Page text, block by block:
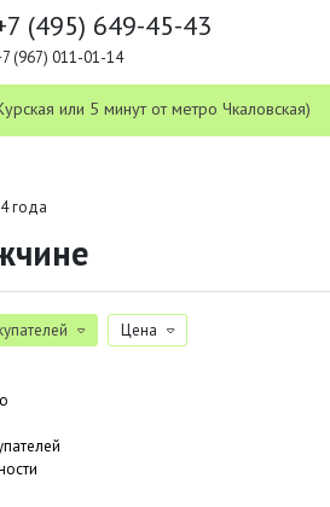
(495) 649-45-43
(967) 011-01-14
или 5 минут от метро Чкаловская)
года
Цена